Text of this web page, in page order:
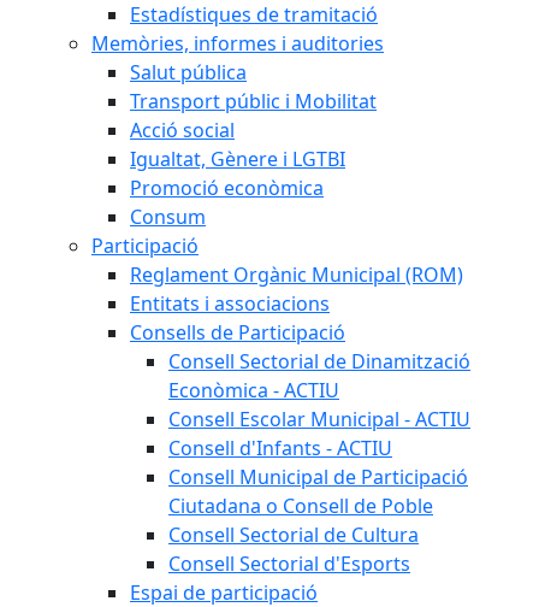
Estadístiques de tramitació
Memòries, informes i auditories
Salut pública
Transport públic i Mobilitat
Acció social
Igualtat, Gènere i LGTBI
Promoció econòmica
Consum
Participació
Reglament Orgànic Municipal (ROM)
Entitats i associacions
Consells de Participació
Consell Sectorial de Dinamització
Econòmica - ACTIU
Consell Escolar Municipal - ACTIU
Consell d'Infants - ACTIU
Consell Municipal de Participació
Ciutadana o Consell de Poble
Consell Sectorial de Cultura
Consell Sectorial d'Esports
Espai de participació